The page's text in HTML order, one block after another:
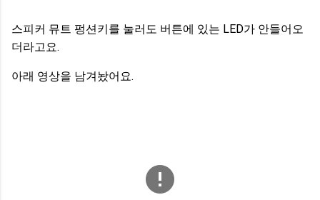
스피커 뮤트 펑션키를 눌러도 버튼에 있는 LED가 안들어오
더라고요.
아래 영상을 남겨놨어요.